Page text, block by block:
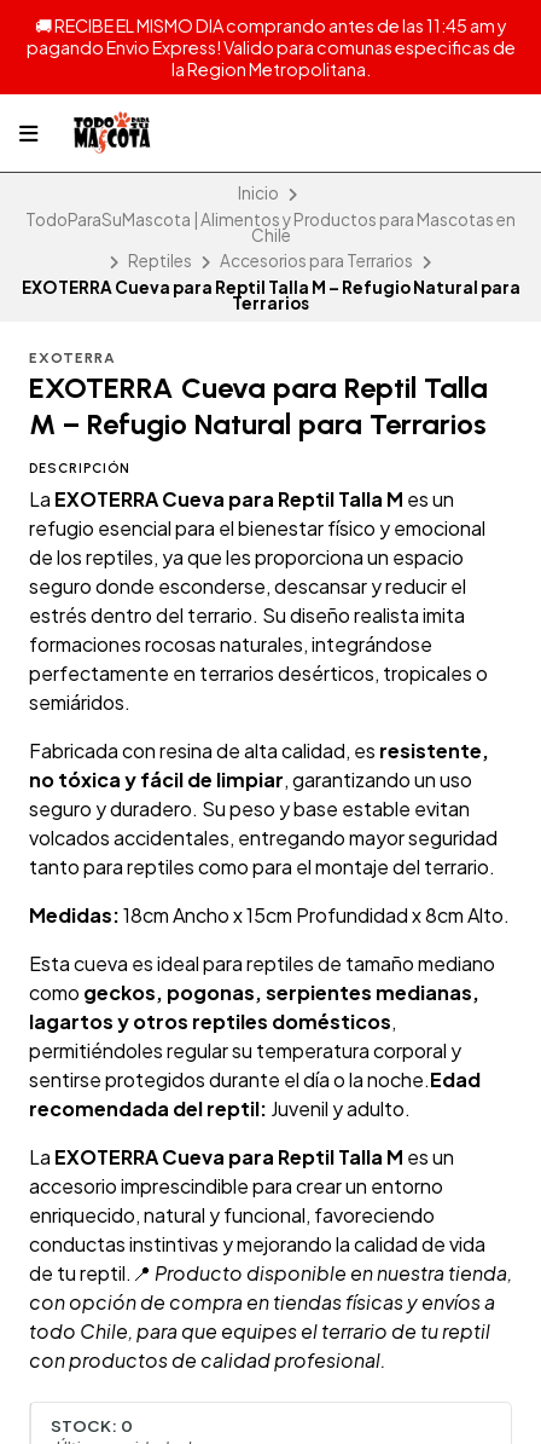
🚚 RECIBE EL MISMO DIA comprando antes de las 11:45 am y
pagando Envio Express! Valido para comunas especificas de
la Region Metropolitana.
Inicio
TodoParaSuMascota | Alimentos y Productos para Mascotas en
Chile
Reptiles
Accesorios para Terrarios
EXOTERRA Cueva para Reptil Talla M – Refugio Natural para
Terrarios
EXOTERRA
EXOTERRA Cueva para Reptil Talla
M – Refugio Natural para Terrarios
DESCRIPCIÓN
La EXOTERRA Cueva para Reptil Talla M es un
refugio esencial para el bienestar físico y emocional
de los reptiles, ya que les proporciona un espacio
seguro donde esconderse, descansar y reducir el
estrés dentro del terrario. Su diseño realista imita
formaciones rocosas naturales, integrándose
perfectamente en terrarios desérticos, tropicales o
semiáridos.
Fabricada con resina de alta calidad, es resistente,
no tóxica y fácil de limpiar, garantizando un uso
seguro y duradero. Su peso y base estable evitan
volcados accidentales, entregando mayor seguridad
tanto para reptiles como para el montaje del terrario.
Medidas:18cm Ancho x 15cm Profundidad x 8cm Alto.
Esta cueva es ideal para reptiles de tamaño mediano
como geckos, pogonas, serpientes medianas,
lagartos y otros reptiles domésticos,
permitiéndoles regular su temperatura corporal y
sentirse protegidos durante el día o la noche.Edad
recomendada del reptil: Juvenil y adulto.
La EXOTERRA Cueva para Reptil Talla M es un
accesorio imprescindible para crear un entorno
enriquecido, natural y funcional, favoreciendo
conductas instintivas y mejorando la calidad de vida
de tu reptil.📍 Producto disponible en nuestra tienda,
con opción de compra en tiendas físicas y envíos a
todo Chile, para que equipes el terrario de tu reptil
con productos de calidad profesional.
STOCK: 0